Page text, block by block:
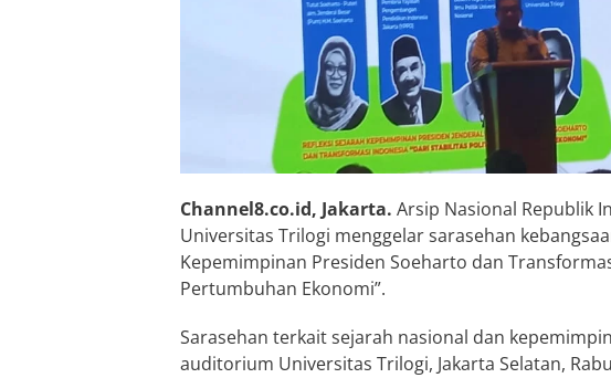
Channel8.co.id, Jakarta. Arsip Nasional Republik
Universitas Trilogi menggelar sarasehan
Kepemimpinan Presiden Soeharto dan
Pertumbuhan Ekonomi”.
Sarasehan terkait sejarah nasional dan
auditorium Universitas Trilogi, Jakarta Selatan,